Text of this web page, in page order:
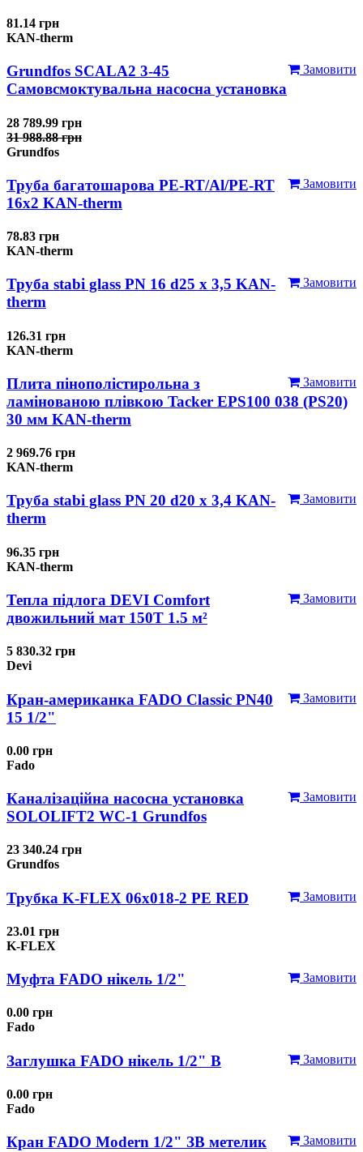
81.14 грн
KAN-therm
Замовити
Grundfos SCALA2 3-45
Самовсмоктувальна насосна установка
28 789.99 грн
31 988.88 грн
Grundfos
Замовити
Труба багатошарова PE-RT/Al/PE-RT
16x2 KAN-therm
78.83 грн
KAN-therm
Замовити
Труба stabi glass PN 16 d25 х 3,5 KAN-
therm
126.31 грн
KAN-therm
Замовити
Плита пінополістирольна з
ламінованою плівкою Tacker EPS100 038 (PS20)
30 мм KAN-therm
2 969.76 грн
KAN-therm
Замовити
Труба stabi glass PN 20 d20 х 3,4 KAN-
therm
96.35 грн
KAN-therm
Замовити
Тепла підлога DEVI Comfort
двожильний мат 150T 1.5 м²
5 830.32 грн
Devi
Замовити
Кран-американка FADO Classic PN40
15 1/2"
0.00 грн
Fado
Замовити
Каналізаційна насосна установка
SOLOLIFT2 WC-1 Grundfos
23 340.24 грн
Grundfos
Замовити
Трубка K-FLEX 06x018-2 РЕ RED
23.01 грн
K-FLEX
Замовити
Муфта FADO нікель 1/2"
0.00 грн
Fado
Замовити
Заглушка FADO нікель 1/2" В
0.00 грн
Fado
Замовити
Кран FADO Modern 1/2" ЗВ метелик